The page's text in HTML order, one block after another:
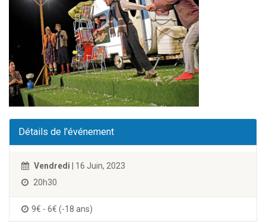
Détails de l'événement
Vendredi | 16 Juin, 2023
20h30
9€ - 6€ (-18 ans)